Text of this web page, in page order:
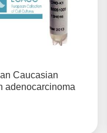
Caucasian
adenocarcinoma